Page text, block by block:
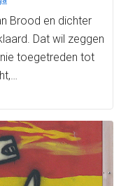
Brood en dichter
Dat wil zeggen
toegetreden tot